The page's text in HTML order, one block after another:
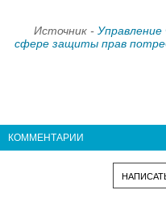
Источник - Управление
сфере защиты прав
КОММЕНТАРИИ